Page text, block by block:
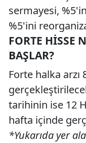
sermayesi,
%5'ini
FORTE HISSE
BAŞLAR?
Forte halka
tarihinin ise 12
hafta içinde
*Yukarıda yer